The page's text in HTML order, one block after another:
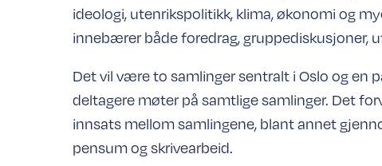
ideologi, utenrikspolitikk, klima, økonomi og
innebærer både foredrag, gruppediskusjoner,
Det vil være to samlinger sentralt i Oslo og en
deltagere møter på samtlige samlinger. Det
innsats mellom samlingene, blant annet
pensum og skrivearbeid.